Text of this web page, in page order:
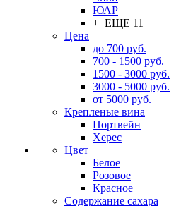
ЮАР
+ ЕЩЕ 11
Цена
до 700 руб.
700 - 1500 руб.
1500 - 3000 руб.
3000 - 5000 руб.
от 5000 руб.
Крепленые вина
Портвейн
Херес
Цвет
Белое
Розовое
Красное
Содержание сахара